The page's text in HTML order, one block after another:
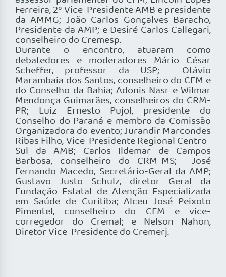
Ferreira, 2º Vice-Presidente AMB e presidente
da AMMG; João Carlos Gonçalves Baracho,
Presidente da AMP; e Desiré Carlos Callegari,
conselheiro do Cremesp.
Durante o encontro, atuaram como
debatedores e moderadores Mário César
Scheffer, professor da USP; Otávio
Marambaia dos Santos, conselheiro do CFM e
do Conselho da Bahia; Adonis Nasr e Wilmar
Mendonça Guimarães, conselheiros do CRM-
PR; Luiz Ernesto Pujol, presidente do
Conselho do Paraná e membro da Comissão
Organizadora do evento; Jurandir Marcondes
Ribas Filho, Vice-Presidente Regional Centro-
Sul da AMB; Carlos Ildemar de Campos
Barbosa, conselheiro do CRM-MS; José
Fernando Macedo, Secretário-Geral da AMP;
Gustavo Justo Schulz, diretor Geral da
Fundação Estatal de Atenção Especializada
em Saúde de Curitiba; Alceu José Peixoto
Pimentel, conselheiro do CFM e vice-
corregedor do Cremal; e Nelson Nahon,
Diretor Vice-Presidente do Cremerj.